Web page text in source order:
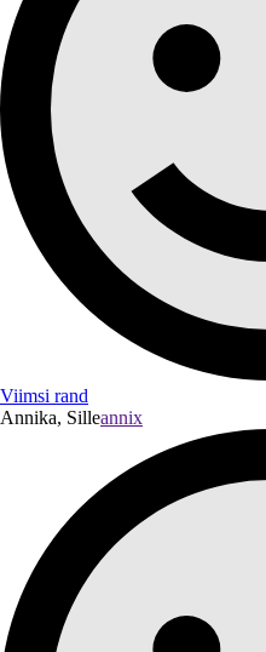
Viimsi rand
Annika, Silleannix